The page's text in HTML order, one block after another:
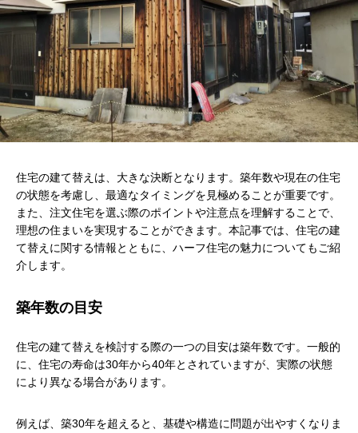
住宅の建て替えは、大きな決断となります。築年数や現在の住宅
の状態を考慮し、最適なタイミングを見極めることが重要です。
また、注文住宅を選ぶ際のポイントや注意点を理解することで、
理想の住まいを実現することができます。本記事では、住宅の建
て替えに関する情報とともに、ハーフ住宅の魅力についてもご紹
介します。
築年数の目安
住宅の建て替えを検討する際の一つの目安は築年数です。一般的
に、住宅の寿命は30年から40年とされていますが、実際の状態
により異なる場合があります。
例えば、築30年を超えると、基礎や構造に問題が出やすくなりま